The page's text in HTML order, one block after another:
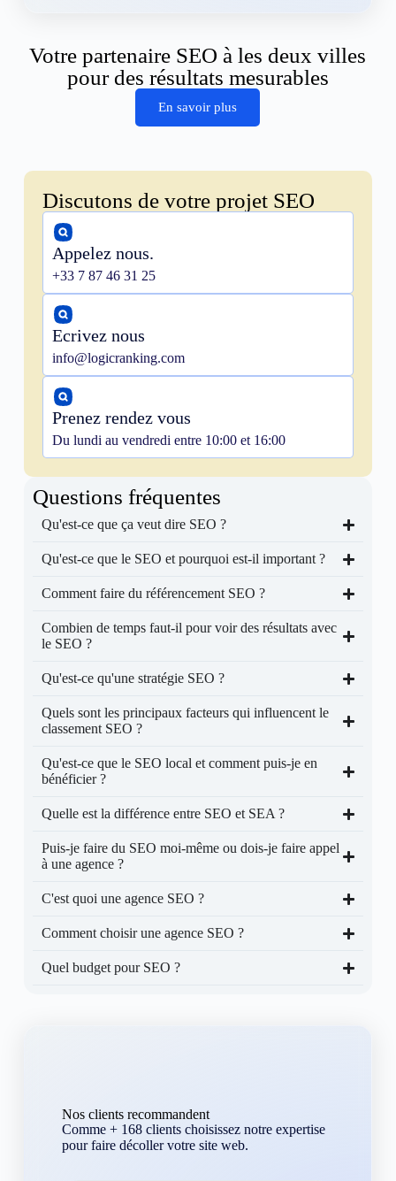
Votre partenaire SEO à les deux villes
pour des résultats mesurables
En savoir plus
Discutons de votre projet SEO
Appelez nous.
+33 7 87 46 31 25
Ecrivez nous
info@logicranking.com
Prenez rendez vous
Du lundi au vendredi entre 10:00 et 16:00
Questions fréquentes
Qu'est-ce que ça veut dire SEO ?
Qu'est-ce que le SEO et pourquoi est-il important ?
Comment faire du référencement SEO ?
Combien de temps faut-il pour voir des résultats avec
le SEO ?
Qu'est-ce qu'une stratégie SEO ?
Quels sont les principaux facteurs qui influencent le
classement SEO ?
Qu'est-ce que le SEO local et comment puis-je en
bénéficier ?
Quelle est la différence entre SEO et SEA ?
Puis-je faire du SEO moi-même ou dois-je faire appel
à une agence ?
C'est quoi une agence SEO ?
Comment choisir une agence SEO ?
Quel budget pour SEO ?
Nos clients recommandent
Comme + 168 clients choisissez notre expertise
pour faire décoller votre site web.